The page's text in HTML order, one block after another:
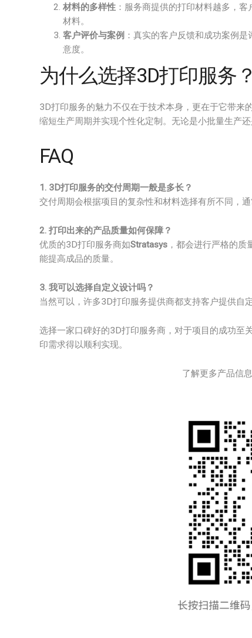
材料的多样性 ：服务商提供的打印材料越多，
材料。
客户评价与案例 ：真实的客户反馈和成功案例
意度。
为什么选择3D打印服务？
3D打印服务的魅力不仅在于技术本身，更在于它带来
缩短生产周期并实现个性化定制。无论是小批量生产
FAQ
1. 3D打印服务的交付周期一般是多长？
交付周期会根据项目的复杂性和材料选择有所不同，
2. 打印出来的产品质量如何保障？
优质的3D打印服务商如Stratasys ，都会进行严格的
能提高成品的质量。
3. 我可以选择自定义设计吗？
当然可以，许多3D打印服务提供商都支持客户提供自
选择一家口碑好的3D打印服务商，对于项目的成功至
印需求得以顺利实现。
了解更多产品信